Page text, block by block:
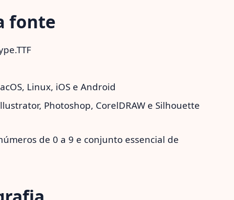
fonte
Linux, iOS e Android
Photoshop, CorelDRAW e Silhouette
de 0 a 9 e conjunto essencial de